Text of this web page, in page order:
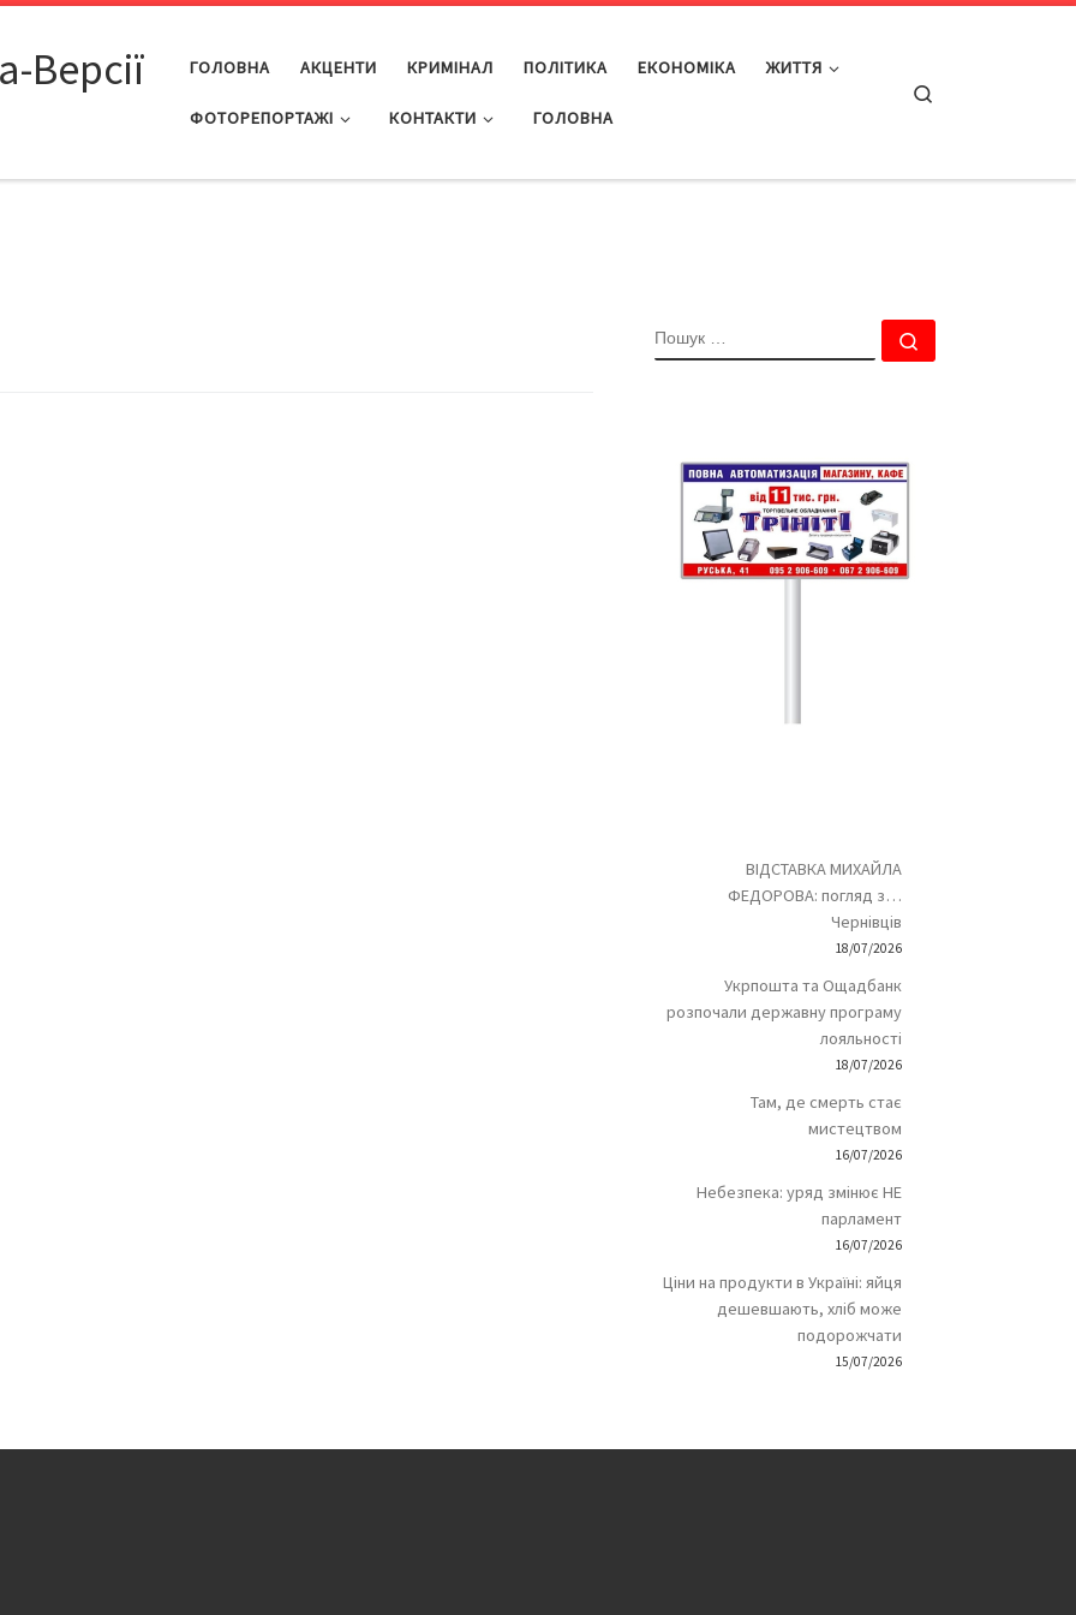
Версії ГОЛОВНА АКЦЕНТИ КРИМІНАЛ ПОЛІТИКА ЕКОНОМІКА ЖИТТЯ
ФОТОРЕПОРТАЖІ КОНТАКТИ ГОЛОВНА
ПОШУК
ВІДСТАВКА МИХАЙЛА
ФЕДОРОВА: погляд з…
Чернівців
18/07/2026
Укрпошта та Ощадбанк
розпочали державну програму
лояльності
18/07/2026
Там, де смерть стає
мистецтвом
16/07/2026
Небезпека: уряд змінює НЕ
парламент
16/07/2026
Ціни на продукти в Україні: яйця
дешевшають, хліб може
подорожчати
15/07/2026